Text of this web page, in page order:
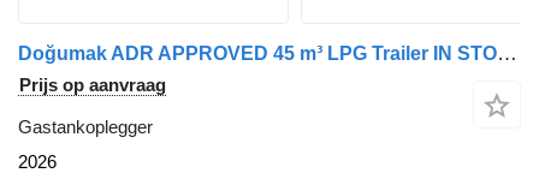
Doğumak ADR APPROVED 45 m³ LPG Trailer IN STOCK | READY TO SHIP | 45 m³
Prijs op aanvraag
Gastankoplegger
2026